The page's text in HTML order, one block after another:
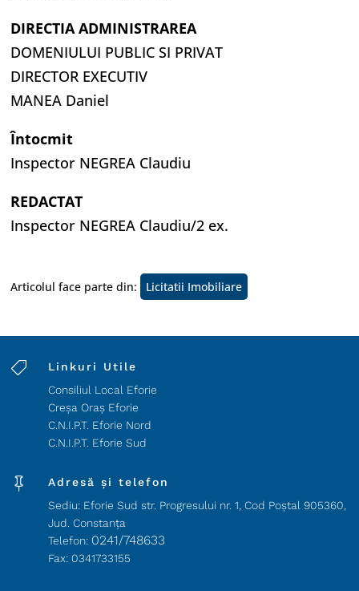
DIRECTIA ADMINISTRAREA
DOMENIULUI PUBLIC SI PRIVAT
DIRECTOR EXECUTIV
MANEA Daniel
Întocmit
Inspector NEGREA Claudiu
REDACTAT
Inspector NEGREA Claudiu/2 ex.
Articolul face parte din: Licitatii Imobiliare

Linkuri Utile
Consiliul Local Eforie
Creșa Oraș Eforie
C.N.I.P.T. Eforie Nord
C.N.I.P.T. Eforie Sud

Adresă și telefon
Sediu: Eforie Sud str. Progresului nr. 1, Cod Poştal 905360,
Jud. Constanţa
Telefon: 0241/748633
Fax: 0341733155